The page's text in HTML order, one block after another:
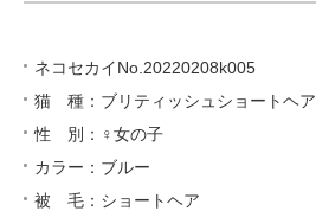
ネコセカイNo.20220208k005
猫 種：ブリティッシュショートヘア
性 別：♀女の子
カラー：ブルー
被 毛：ショートヘア